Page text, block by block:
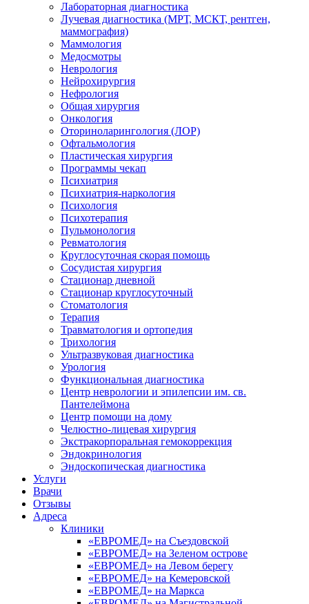
Лабораторная диагностика
Лучевая диагностика (МРТ, МСКТ, рентген,
маммография)
Маммология
Медосмотры
Неврология
Нейрохирургия
Нефрология
Общая хирургия
Онкология
Оториноларингология (ЛОР)
Офтальмология
Пластическая хирургия
Программы чекап
Психиатрия
Психиатрия-наркология
Психология
Психотерапия
Пульмонология
Ревматология
Круглосуточная скорая помощь
Сосудистая хирургия
Стационар дневной
Стационар круглосуточный
Стоматология
Терапия
Травматология и ортопедия
Трихология
Ультразвуковая диагностика
Урология
Функциональная диагностика
Центр неврологии и эпилепсии им. св.
Пантелеймона
Центр помощи на дому
Челюстно-лицевая хирургия
Экстракорпоральная гемокоррекция
Эндокринология
Эндоскопическая диагностика
Услуги
Врачи
Отзывы
Адреса
Клиники
«ЕВРОМЕД» на Съездовской
«ЕВРОМЕД» на Зеленом острове
«ЕВРОМЕД» на Левом берегу
«ЕВРОМЕД» на Кемеровской
«ЕВРОМЕД» на Маркса